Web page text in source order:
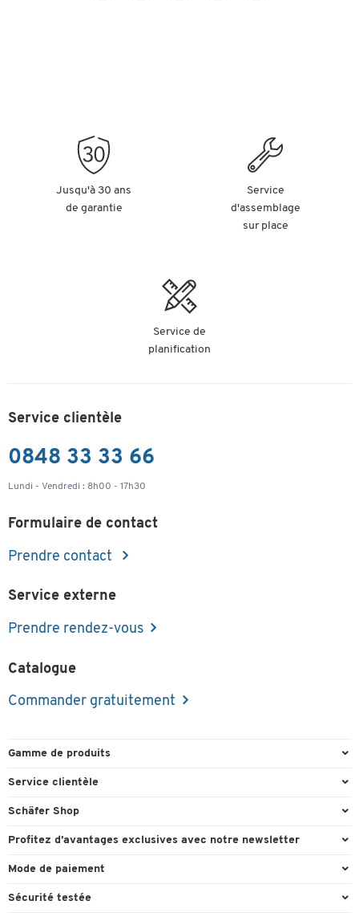
Jusqu'à 30 ans
de garantie
Service
d'assemblage
sur place
Service de
planification
Service clientèle
0848 33 33 66
Lundi - Vendredi : 8h00 - 17h30
Formulaire de contact
Prendre contact
Service externe
Prendre rendez-vous
Catalogue
Commander gratuitement
Gamme de produits
Emballage et expédition
Fournitures de bureau
Mobilier de bureau
Nettoyage et hygiène
Service clientèle
Commande directe
Recyclage
Retour
Schäfer Shop
Experts en environnement de travail
Profitez d’avantages exclusives avec notre newsletter
Cadeau de bienvenu
Mode de paiement
Paiement d'avance
Sécurité testée